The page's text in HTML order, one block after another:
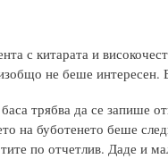
с китарата и
не беше интересен.
трябва да се запише
на буботенето беше
по отчетлив. Даде и